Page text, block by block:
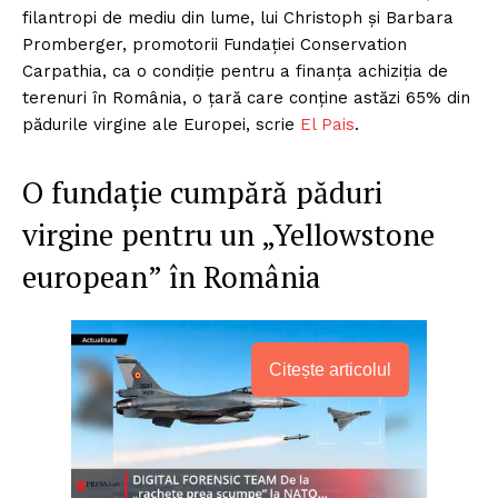
filantropi de mediu din lume, lui Christoph și Barbara
Promberger, promotorii Fundației Conservation
Carpathia, ca o condiție pentru a finanța achiziția de
terenuri în România, o țară care conține astăzi 65% din
pădurile virgine ale Europei, scrie El Pais.
O fundație cumpără păduri
virgine pentru un „Yellowstone
european” în România
Citește articolul